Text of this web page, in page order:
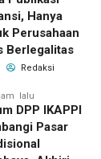
Hanya
Perusahaan
Berlegalitas
Redaksi
lalu
DPP IKAPPI
Pasar